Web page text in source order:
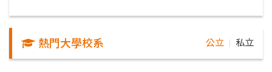
熱門大學校系 公立 私立